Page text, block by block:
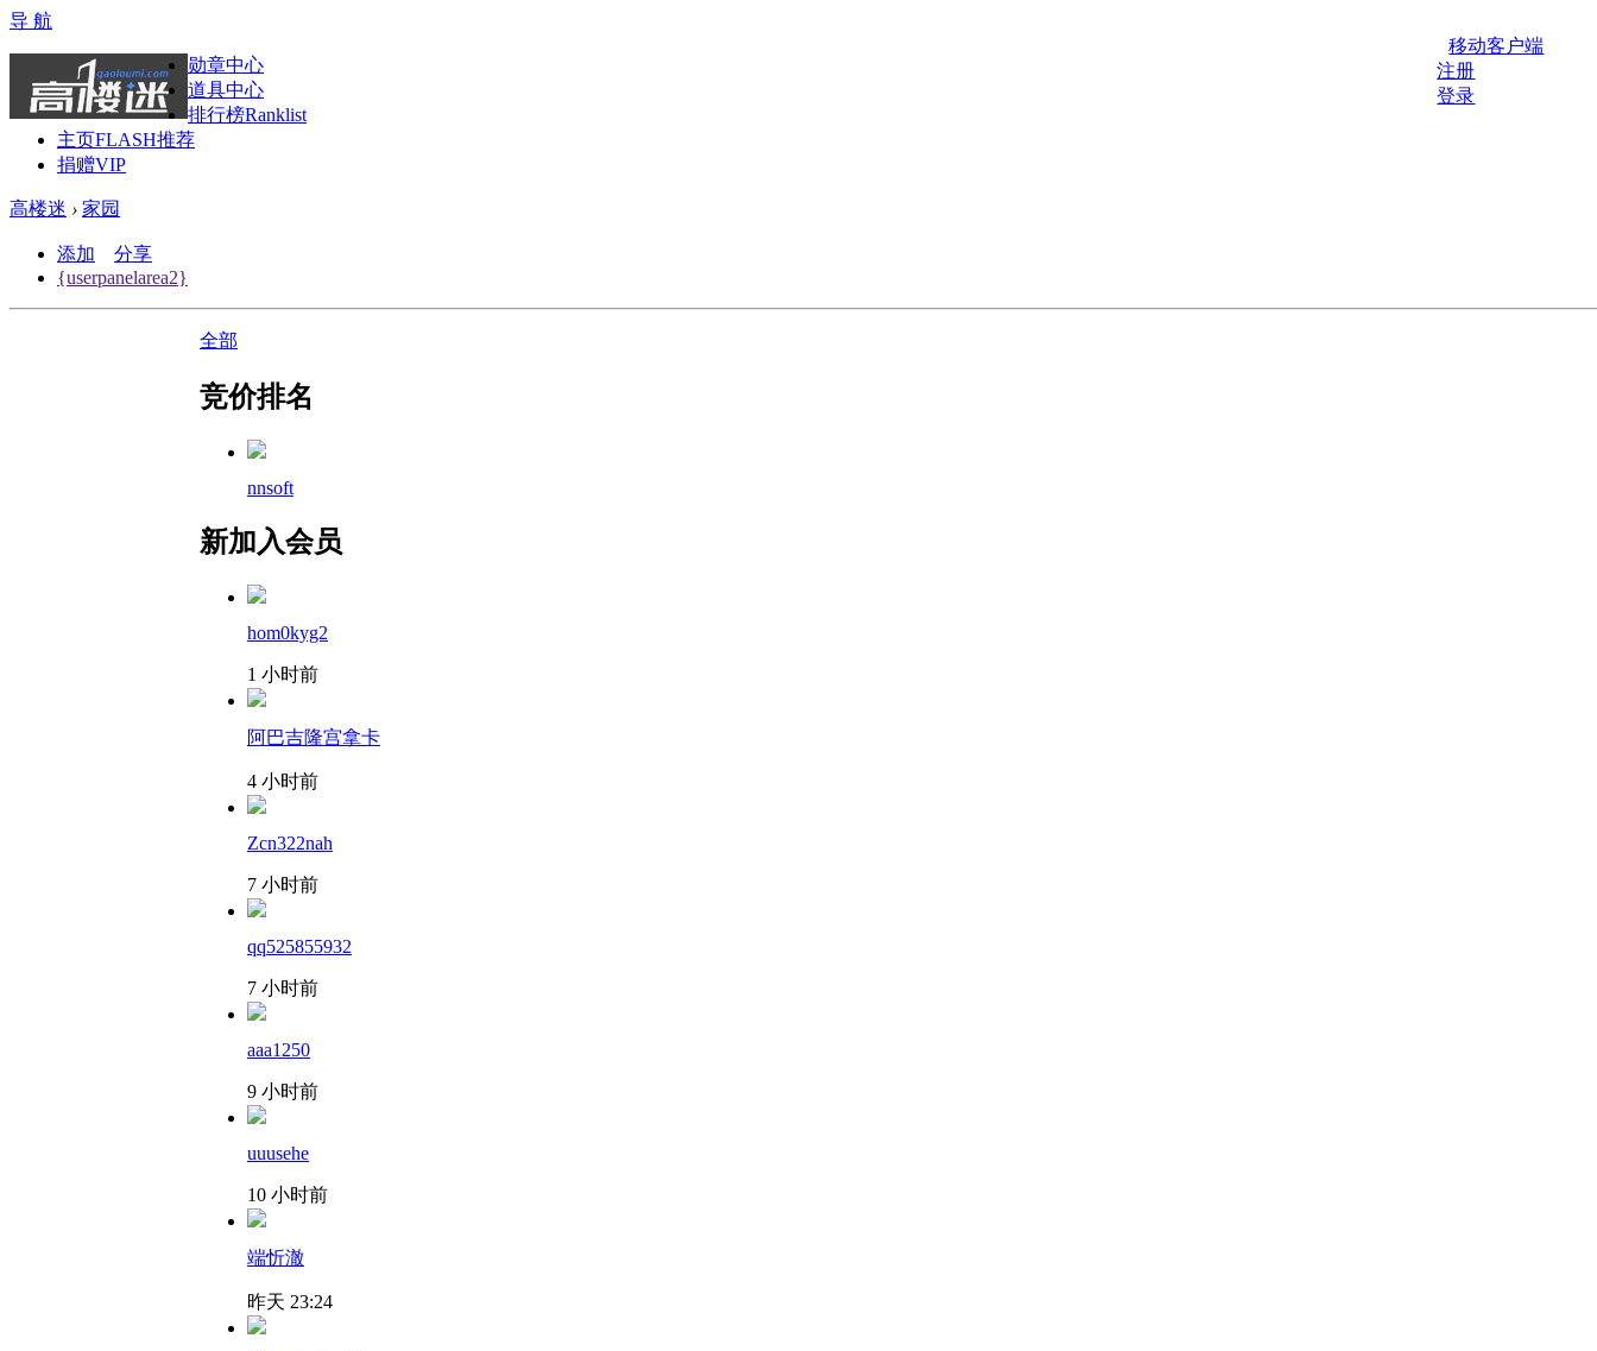
导 航
移动客户端
注册
登录
勋章中心
道具中心
排行榜Ranklist
主页FLASH推荐
捐赠VIP
高楼迷 › 家园
添加
分享
{userpanelarea2}
全部
竞价排名
nnsoft
新加入会员
hom0kyg2
1 小时前
阿巴吉隆宫拿卡
4 小时前
Zcn322nah
7 小时前
qq525855932
7 小时前
aaa1250
9 小时前
uuusehe
10 小时前
端忻澈
昨天 23:24